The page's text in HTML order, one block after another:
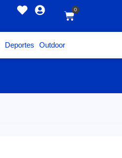
0
Deportes Outdoor